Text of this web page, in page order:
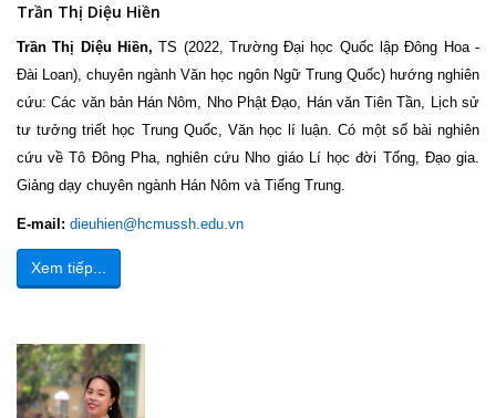
Trần Thị Diệu Hiền
Trần Thị Diệu Hiền,TS (2022, Trường Đại học Quốc lập Đông Hoa -
Đài Loan), chuyên ngành Văn học ngôn Ngữ Trung Quốc) hướng nghiên
cứu: Các văn bản Hán Nôm, Nho Phật Đạo, Hán văn Tiên Tần, Lịch sử
tư tưởng triết học Trung Quốc, Văn học lí luận. Có một số bài nghiên
cứu về Tô Đông Pha, nghiên cứu Nho giáo Lí học đời Tống, Đạo gia.
Giảng dạy chuyên ngành Hán Nôm và Tiếng Trung.
E-mail: dieuhien@hcmussh.edu.vn
Xem tiếp...